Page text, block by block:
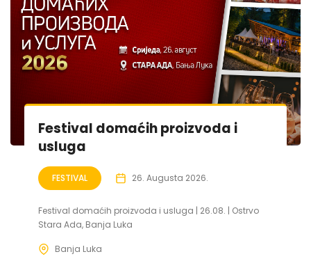
Festival domaćih proizvoda i
usluga
FESTIVAL 26. Augusta 2026.
Festival domaćih proizvoda i usluga | 26.08. | Ostrvo
Stara Ada, Banja Luka
Banja Luka